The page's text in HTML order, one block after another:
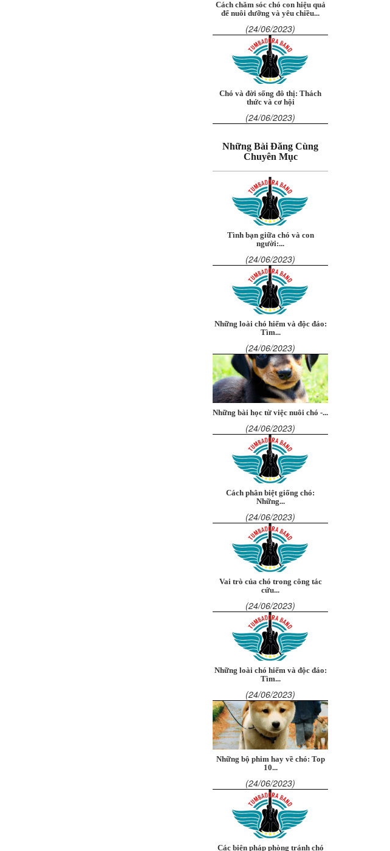
Cách chăm sóc chó con hiệu quả
để nuôi dưỡng và yêu chiều...
(24/06/2023)
Chó và đời sống đô thị: Thách
thức và cơ hội
(24/06/2023)
Những Bài Đăng Cùng
Chuyên Mục
Tình bạn giữa chó và con
người:...
(24/06/2023)
Những loài chó hiếm và độc đáo:
Tìm...
(24/06/2023)
Những bài học từ việc nuôi chó -...
(24/06/2023)
Cách phân biệt giống chó:
Những...
(24/06/2023)
Vai trò của chó trong công tác
cứu...
(24/06/2023)
Những loài chó hiếm và độc đáo:
Tìm...
(24/06/2023)
Những bộ phim hay về chó: Top
10...
(24/06/2023)
Các biện pháp phòng tránh chó